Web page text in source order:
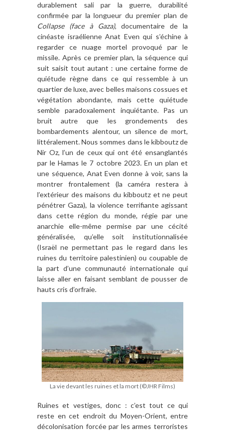
durablement sali par la guerre, durabilité
confirmée par la longueur du premier plan de
Collapse (face à Gaza), documentaire de la
cinéaste israélienne Anat Even qui s’échine à
regarder ce nuage mortel provoqué par le
missile. Après ce premier plan, la séquence qui
suit saisit tout autant : une certaine forme de
quiétude règne dans ce qui ressemble à un
quartier de luxe, avec belles maisons cossues et
végétation abondante, mais cette quiétude
semble paradoxalement inquiétante. Pas un
bruit autre que les grondements des
bombardements alentour, un silence de mort,
littéralement. Nous sommes dans le kibboutz de
Nir Oz, l’un de ceux qui ont été ensanglantés
par le Hamas le 7 octobre 2023. En un plan et
une séquence, Anat Even donne à voir, sans la
montrer frontalement (la caméra restera à
l’extérieur des maisons du kibboutz et ne peut
pénétrer Gaza), la violence terrifiante agissant
dans cette région du monde, régie par une
anarchie elle-même permise par une cécité
généralisée, qu’elle soit institutionnalisée
(Israël ne permettant pas le regard dans les
ruines du territoire palestinien) ou coupable de
la part d’une communauté internationale qui
laisse aller en faisant semblant de pousser de
hauts cris d’orfraie.
La vie devant les ruines et la mort (©JHR Films)
Ruines et vestiges, donc : c’est tout ce qui
reste en cet endroit du Moyen-Orient, entre
décolonisation forcée par les armes terroristes